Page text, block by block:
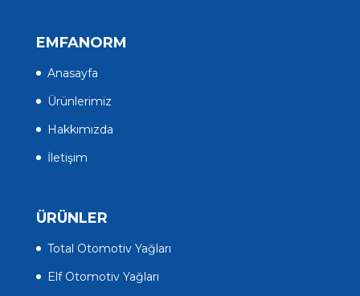
EMFANORM
Anasayfa
Ürünlerimiz
Hakkımızda
İletişim
ÜRÜNLER
Total Otomotiv Yağları
Elf Otomotiv Yağları